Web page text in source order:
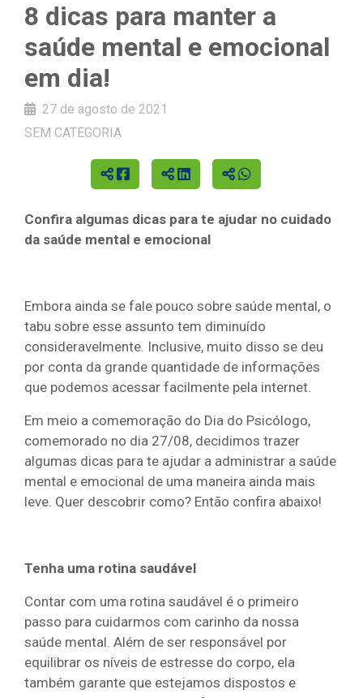
8 dicas para manter a
saúde mental e emocional
em dia!
27 de agosto de 2021
SEM CATEGORIA
Confira algumas dicas para te ajudar no cuidado
da saúde mental e emocional
Embora ainda se fale pouco sobre saúde mental, o
tabu sobre esse assunto tem diminuído
consideravelmente. Inclusive, muito disso se deu
por conta da grande quantidade de informações
que podemos acessar facilmente pela internet.
Em meio a comemoração do Dia do Psicólogo,
comemorado no dia 27/08, decidimos trazer
algumas dicas para te ajudar a administrar a saúde
mental e emocional de uma maneira ainda mais
leve. Quer descobrir como? Então confira abaixo!
Tenha uma rotina saudável
Contar com uma rotina saudável é o primeiro
passo para cuidarmos com carinho da nossa
saúde mental. Além de ser responsável por
equilibrar os níveis de estresse do corpo, ela
também garante que estejamos dispostos e